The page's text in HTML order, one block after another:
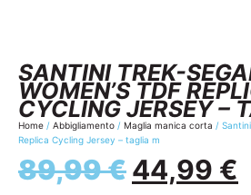
SANTINI TREK-
WOMEN’S TDF
CYCLING JERSEY –
Home / Abbigliamento / Maglia manica corta /
Replica Cycling Jersey – taglia m
89,99€44,99 €